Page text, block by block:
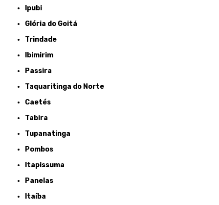
Ipubi
Glória do Goitá
Trindade
Ibimirim
Passira
Taquaritinga do Norte
Caetés
Tabira
Tupanatinga
Pombos
Itapissuma
Panelas
Itaíba